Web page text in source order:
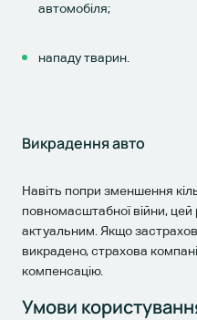
автомобіля;
нападу тварин.
Викрадення авто
Навіть попри зменшення
повномасштабної війни,
актуальним. Якщо
викрадено, страхова
компенсацію.
Умови